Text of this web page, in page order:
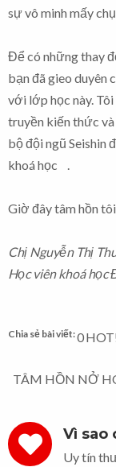
sự vô minh mấy
Để có những thay
bạn đã gieo duyên
với lớp học này.
truyền kiến thức và
bộ đội ngũ Seishin
khoá học .
Giờ đây tâm hồn
Chị Nguyễn Thị
Học viên khoá
Chia sẻ bài viết:0
TÂM HỒN NỞ
Vì sao
Uy tín